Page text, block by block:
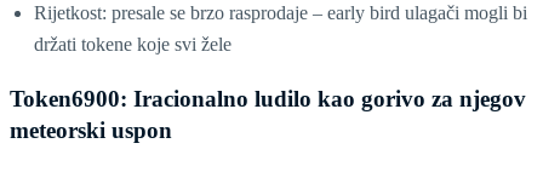
Rijetkost: presale se brzo rasprodaje – early bird ulagači mogli bi
držati tokene koje svi žele
Token6900: Iracionalno ludilo kao gorivo za njegov
meteorski uspon